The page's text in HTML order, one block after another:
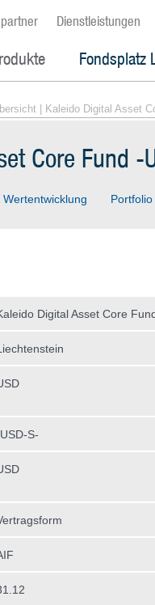
Dienstleistungen
Fondsplatz
| Kaleido Digital Asset
Core Fund -
Wertentwicklung Portfolio
Digital Asset Core
S-